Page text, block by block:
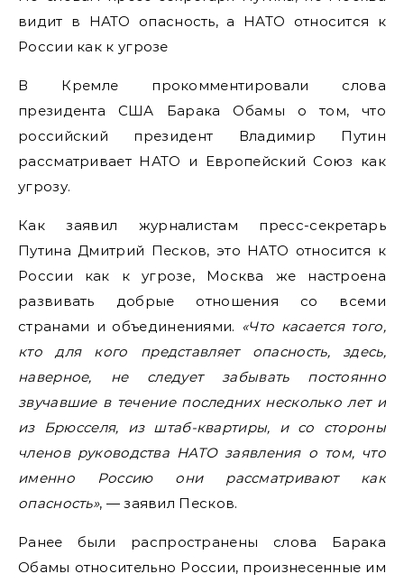
видит в НАТО опасность, а НАТО относится к
России как к угрозе
В Кремле прокомментировали слова
президента США Барака Обамы о том, что
российский президент Владимир Путин
рассматривает НАТО и Европейский Союз как
угрозу.
Как заявил журналистам пресс-секретарь
Путина Дмитрий Песков, это НАТО относится к
России как к угрозе, Москва же настроена
развивать добрые отношения со всеми
странами и объединениями. «Что касается того,
кто для кого представляет опасность, здесь,
наверное, не следует забывать постоянно
звучавшие в течение последних несколько лет и
из Брюсселя, из штаб-квартиры, и со стороны
членов руководства НАТО заявления о том, что
именно Россию они рассматривают как
опасность», — заявил Песков.
Ранее были распространены слова Барака
Обамы относительно России, произнесенные им